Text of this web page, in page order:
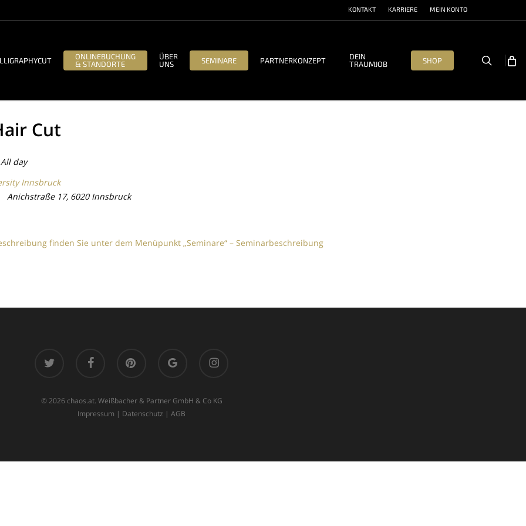
KONTAKT KARRIERE MEIN KONTO
ONLINEBUCHUNG
& STANDORTE
ÜBER
UNS
SEMINARE PARTNERKONZEPT
DEIN
TRAUMJOB
SHOP search
Cut
day
Innsbruck
Anichstraße 17, 6020 Innsbruck
finden Sie unter dem Menüpunkt „Seminare“ – Seminarbeschreibung
plus
© 2026 chaos.at. Weißbacher & Partner GmbH & Co KG
Impressum | Datenschutz | AGB